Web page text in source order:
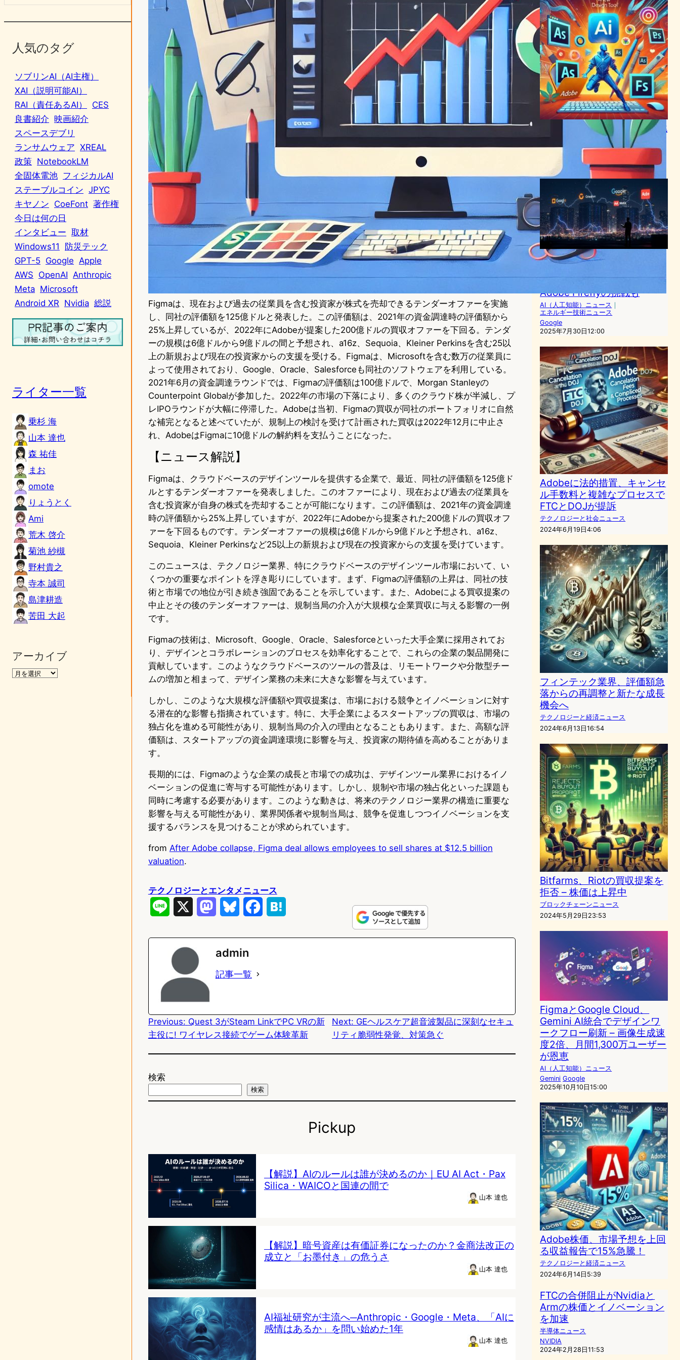
人気のタグ
ソブリンAI（AI主権）
XAI（説明可能AI）
RAI（責任あるAI）
CES
良書紹介 映画紹介
スペースデブリ
ランサムウェア XREAL
政策 NotebookLM
全固体電池 フィジカルAI
ステーブルコイン JPYC
キヤノン CoeFont 著作権
今日は何の日
インタビュー 取材
Windows11
防災テック
GPT-5 Google Apple
AWS OpenAI Anthropic
Meta Microsoft
Android XR Nvidia 総説
ライター一覧
乗杉 海
山本 達也
森 祐佳
まお
omote
りょうとく
Ami
荒木 啓介
菊池 紗槻
野村貴之
寺本 誠司
島津耕造
苦田 大起
アーカイブ
Figmaは、現在および過去の従業員を含む投資家が株式を売却できるテンダーオファーを実施
し、同社の評価額を125億ドルと発表した。この評価額は、2021年の資金調達時の評価額から
25%上昇しているが、2022年にAdobeが提案した200億ドルの買収オファーを下回る。テンダ
ーの規模は6億ドルから9億ドルの間と予想され、a16z、Sequoia、Kleiner Perkinsを含む25以
上の新規および現在の投資家からの支援を受ける。Figmaは、Microsoftを含む数万の従業員に
よって使用されており、Google、Oracle、Salesforceも同社のソフトウェアを利用している。
2021年6月の資金調達ラウンドでは、Figmaの評価額は100億ドルで、Morgan Stanleyの
Counterpoint Globalが参加した。2022年の市場の下落により、多くのクラウド株が半減し、プ
レIPOラウンドが大幅に停滞した。Adobeは当初、Figmaの買収が同社のポートフォリオに自然
な補完となると述べていたが、規制上の検討を受けて計画された買収は2022年12月に中止さ
れ、AdobeはFigmaに10億ドルの解約料を支払うことになった。
【ニュース解説】
Figmaは、クラウドベースのデザインツールを提供する企業で、最近、同社の評価額を125億ド
ルとするテンダーオファーを発表しました。このオファーにより、現在および過去の従業員を
含む投資家が自身の株式を売却することが可能になります。この評価額は、2021年の資金調達
時の評価額から25%上昇していますが、2022年にAdobeから提案された200億ドルの買収オフ
ァーを下回るものです。テンダーオファーの規模は6億ドルから9億ドルと予想され、a16z、
Sequoia、Kleiner Perkinsなど25以上の新規および現在の投資家からの支援を受けています。
このニュースは、テクノロジー業界、特にクラウドベースのデザインツール市場において、い
くつかの重要なポイントを浮き彫りにしています。まず、Figmaの評価額の上昇は、同社の技
術と市場での地位が引き続き強固であることを示しています。また、Adobeによる買収提案の
中止とその後のテンダーオファーは、規制当局の介入が大規模な企業買収に与える影響の一例
です。
Figmaの技術は、Microsoft、Google、Oracle、Salesforceといった大手企業に採用されてお
り、デザインとコラボレーションのプロセスを効率化することで、これらの企業の製品開発に
貢献しています。このようなクラウドベースのツールの普及は、リモートワークや分散型チー
ムの増加と相まって、デザイン業務の未来に大きな影響を与えています。
しかし、このような大規模な評価額や買収提案は、市場における競争とイノベーションに対す
る潜在的な影響も指摘されています。特に、大手企業によるスタートアップの買収は、市場の
独占化を進める可能性があり、規制当局の介入の理由となることもあります。また、高額な評
価額は、スタートアップの資金調達環境に影響を与え、投資家の期待値を高めることがありま
す。
長期的には、Figmaのような企業の成長と市場での成功は、デザインツール業界におけるイノ
ベーションの促進に寄与する可能性があります。しかし、規制や市場の独占化といった課題も
同時に考慮する必要があります。このような動きは、将来のテクノロジー業界の構造に重要な
影響を与える可能性があり、業界関係者や規制当局は、競争を促進しつつイノベーションを支
援するバランスを見つけることが求められています。
from After Adobe collapse, Figma deal allows employees to sell shares at $12.5 billion
valuation.
テクノロジーとエンタメニュース
e
o
n
y
o
k
admin
記事一覧
Previous: Quest 3がSteam LinkでPC VRの新
主役に! ワイヤレス接続でゲーム体験革新
Next: GEヘルスケア超音波製品に深刻なセキュ
リティ脆弱性発覚、対策急ぐ
検索
検索
Pickup
【解説】AIのルールは誰が決めるのか｜EU AI Act・Pax
Silica・WAICOと国連の間で
山本 達也
【解説】暗号資産は有価証券になったのか？金商法改正の
成立と「お墨付き」の危うさ
山本 達也
AI福祉研究が主流へ─Anthropic・Google・Meta、「AIに
感情はあるか」を問い始めた1年
山本 達也
Figma AI、Adobeの支配に挑
む新デザインツール発表！
AI（人工知能）ニュース
2024年6月27日3:58
Amazon×Meta×Google：
とクリエイターの未来—
Adobe Fireflyの挑戦も
AI（人工知能）ニュース ｜
エネルギー技術ニュース
Google
2025年7月30日12:00
Adobeに法的措置、キャンセ
ル手数料と複雑なプロセスで
FTCとDOJが提訴
テクノロジーと社会ニュース
2024年6月19日4:06
フィンテック業界、評価額急
落からの再調整と新たな成長
機会へ
テクノロジーと経済ニュース
2024年6月13日16:54
Bitfarms、Riotの買収提案を
拒否 – 株価は上昇中
ブロックチェーンニュース
2024年5月29日23:53
FigmaとGoogle Cloud、
Gemini AI統合でデザインワ
ークフロー刷新 – 画像生成速
度2倍、月間1,300万ユーザー
が恩恵
AI（人工知能）ニュース
Gemini Google
2025年10月10日15:00
Adobe株価、市場予想を上回
る収益報告で15%急騰！
テクノロジーと経済ニュース
2024年6月14日5:39
FTCの合併阻止がNvidiaと
Armの株価とイノベーション
を加速
半導体ニュース
NVIDIA
2024年2月28日11:53